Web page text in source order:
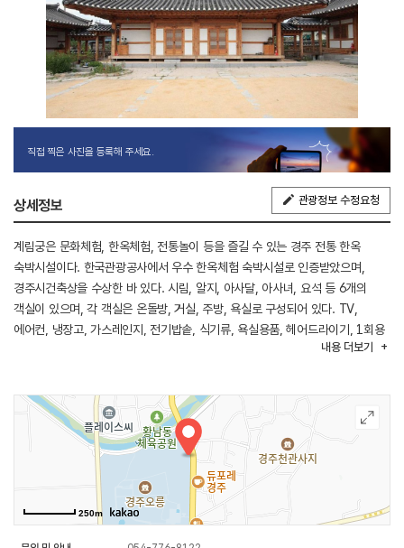
직접 찍은 사진을 등록해 주세요.
상세정보 관광정보 수정요청
계림궁은 문화체험, 한옥체험, 전통놀이 등을 즐길 수 있는 경주 전통 한옥
숙박시설이다. 한국관광공사에서 우수 한옥체험 숙박시설로 인증받았으며,
경주시건축상을 수상한 바 있다. 시림, 알지, 아사달, 아사녀, 요석 등 6개의
객실이 있으며, 각 객실은 온돌방, 거실, 주방, 욕실로 구성되어 있다. TV,
에어컨, 냉장고, 가스레인지, 전기밥솥, 식기류, 욕실용품, 헤어드라이기, 1회용
칫솔 등 편의시설도 완비되어 있다. 야외 원두막과 바비큐 시설, 넓은 주차장이
다양한 전통 체험도 가능하다.
내용 더보기
250m